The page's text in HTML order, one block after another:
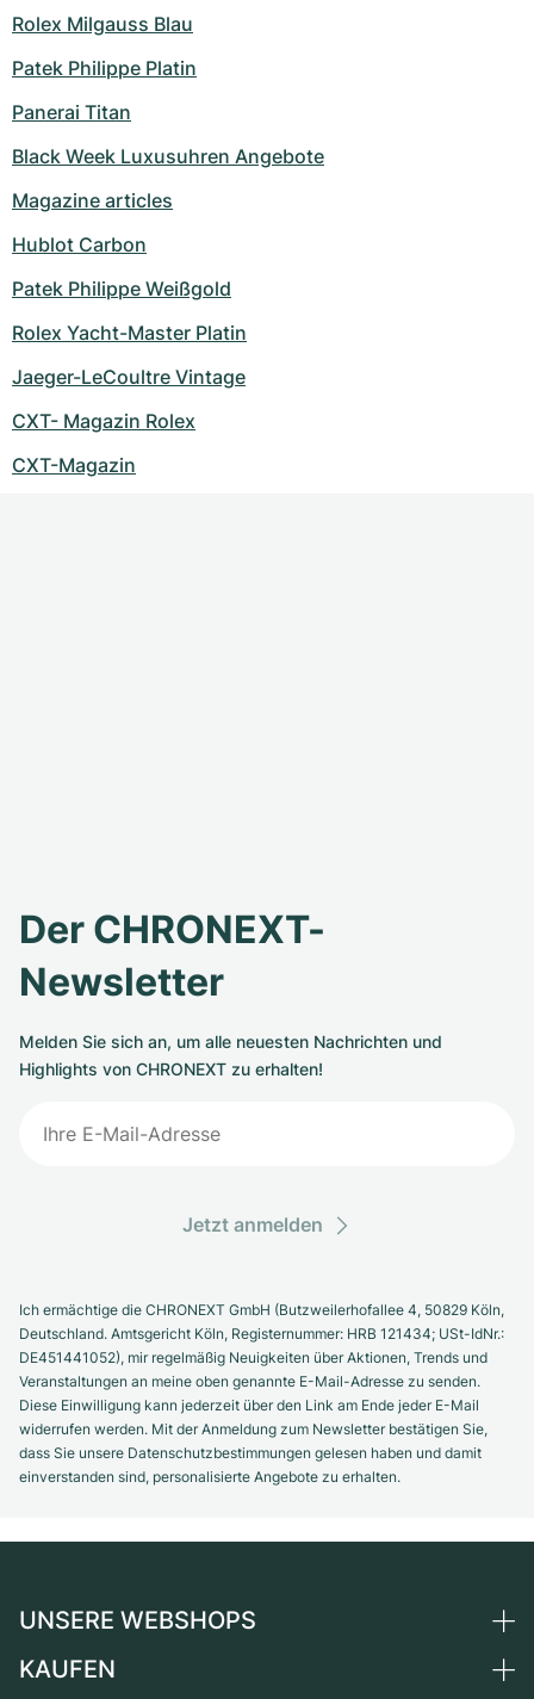
Rolex Milgauss Blau
Patek Philippe Platin
Panerai Titan
Black Week Luxusuhren Angebote
Magazine articles
Hublot Carbon
Patek Philippe Weißgold
Rolex Yacht-Master Platin
Jaeger-LeCoultre Vintage
CXT- Magazin Rolex
CXT-Magazin
Der CHRONEXT-
Newsletter
Melden Sie sich an, um alle neuesten Nachrichten und
Highlights von CHRONEXT zu erhalten!
Jetzt anmelden
Ich ermächtige die CHRONEXT GmbH (Butzweilerhofallee 4, 50829 Köln,
Deutschland. Amtsgericht Köln, Registernummer: HRB 121434; USt-IdNr.:
DE451441052), mir regelmäßig Neuigkeiten über Aktionen, Trends und
Veranstaltungen an meine oben genannte E-Mail-Adresse zu senden.
Diese Einwilligung kann jederzeit über den Link am Ende jeder E-Mail
widerrufen werden. Mit der Anmeldung zum Newsletter bestätigen Sie,
dass Sie unsere Datenschutzbestimmungen gelesen haben und damit
einverstanden sind, personalisierte Angebote zu erhalten.
UNSERE WEBSHOPS
Deutschland
KAUFEN